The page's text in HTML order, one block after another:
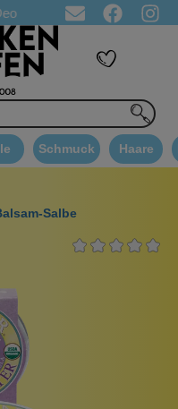
in jeder Bestellung
Schmuck Haare
Salbe